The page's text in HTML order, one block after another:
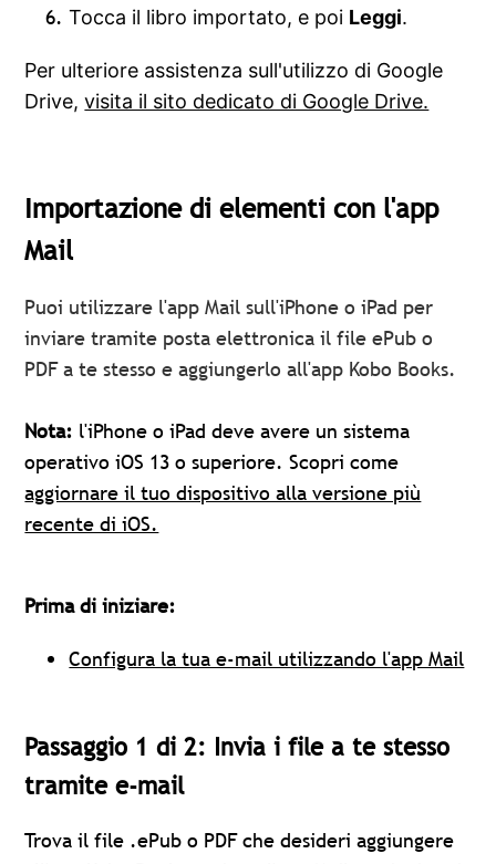
Tocca il libro importato, e poi Leggi.
Per ulteriore assistenza sull'utilizzo di Google
Drive,visita il sito dedicato di Google Drive.
Importazione di elementi con l'app
Mail
Puoi utilizzare l'app Mail sull'iPhone o iPad per
inviare tramite posta elettronica il file ePub o
PDF a te stesso e aggiungerlo all'app Kobo Books.
Nota: l'iPhone o iPad deve avere un sistema
operativo iOS 13 o superiore. Scopri come
aggiornare il tuo dispositivo alla versione più
recente di iOS.
Prima di iniziare:
Configura la tua e-mail utilizzando l'app Mail
Passaggio 1 di 2: Invia i file a te stesso
tramite e-mail
Trova il file .ePub o PDF che desideri aggiungere